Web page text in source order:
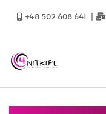
+48 502 608 641